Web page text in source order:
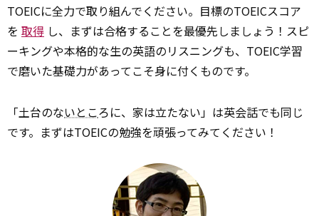
TOEICに全力で取り組んでください。目標のTOEICスコア
を 取得 し、まずは合格することを最優先しましょう！スピ
ーキングや本格的な生の英語のリスニングも、TOEIC学習
で磨いた基礎力があってこそ身に付くものです。
「土台のないところに、家は立たない」は英会話でも同じ
です。まずはTOEICの勉強を頑張ってみてください！